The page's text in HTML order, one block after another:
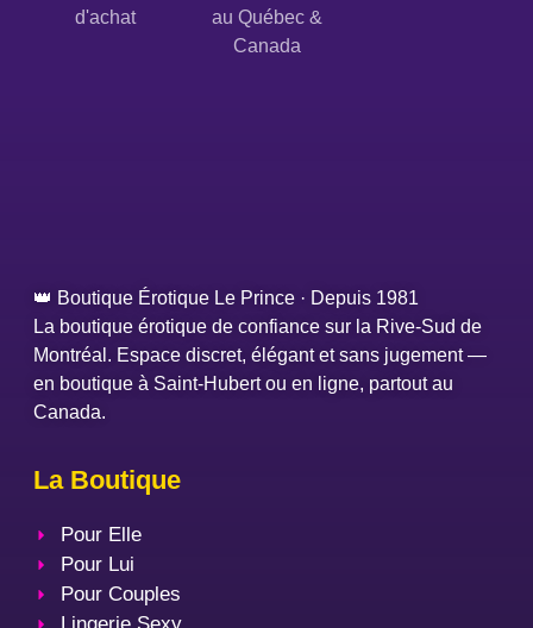
d'achat
au Québec &
Canada
👑 Boutique Érotique Le Prince · Depuis 1981
La boutique érotique de confiance sur la Rive-Sud de
Montréal. Espace discret, élégant et sans jugement —
en boutique à Saint-Hubert ou en ligne, partout au
Canada.
La Boutique
Pour Elle
Pour Lui
Pour Couples